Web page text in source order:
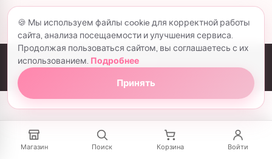
colorflowers.ru © 2026 все права защищены.
Политика конфиденциальности
🍪 Мы используем файлы cookie для корректной работы
сайта, анализа посещаемости и улучшения сервиса.
Продолжая пользоваться сайтом, вы соглашаетесь с их
использованием. Подробнее
Принять
Магазин Поиск Корзина Войти